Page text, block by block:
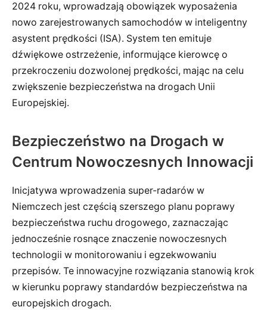
2024 roku, wprowadzają obowiązek wyposażenia
nowo zarejestrowanych samochodów w inteligentny
asystent prędkości (ISA). System ten emituje
dźwiękowe ostrzeżenie, informujące kierowcę o
przekroczeniu dozwolonej prędkości, mając na celu
zwiększenie bezpieczeństwa na drogach Unii
Europejskiej.
Bezpieczeństwo na Drogach w
Centrum Nowoczesnych Innowacji
Inicjatywa wprowadzenia super-radarów w
Niemczech jest częścią szerszego planu poprawy
bezpieczeństwa ruchu drogowego, zaznaczając
jednocześnie rosnące znaczenie nowoczesnych
technologii w monitorowaniu i egzekwowaniu
przepisów. Te innowacyjne rozwiązania stanowią krok
w kierunku poprawy standardów bezpieczeństwa na
europejskich drogach.